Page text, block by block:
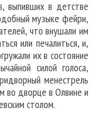
выпивших в детстве
музыке фейри,
что внушали им
или печалиться, и,
их в состояние
силой голоса,
менестрель
во дворце в Олвине и
столом.